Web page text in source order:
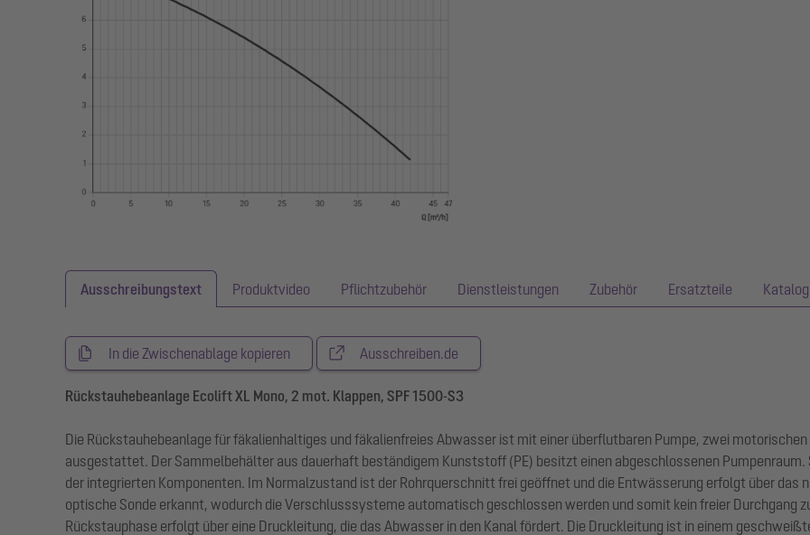
Ausschreibungstext Produktvideo Pflichtzubehör Dienstleistungen Zubehör Ersatzteile Katalog
In die Zwischenablage kopieren Ausschreiben.de
Rückstauhebeanlage Ecolift XL Mono, 2 mot. Klappen, SPF 1500-S3
Die Rückstauhebeanlage für fäkalienhaltiges und fäkalienfreies Abwasser ist mit einer überflutbaren Pumpe, zwei
ausgestattet. Der Sammelbehälter aus dauerhaft beständigem Kunststoff (PE) besitzt einen abgeschlossenen
der integrierten Komponenten. Im Normalzustand ist der Rohrquerschnitt frei geöffnet und die Entwässerung erfolgt über das
optische Sonde erkannt, wodurch die Verschlusssysteme automatisch geschlossen werden und somit kein freier Durchgang
Rückstauphase erfolgt über eine Druckleitung, die das Abwasser in den Kanal fördert. Die Druckleitung ist in einem